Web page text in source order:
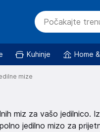
Kuhinje Home
mize
miz za vašo jedilnico.
jedilno mizo za